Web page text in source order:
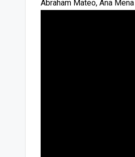
Abraham Mateo, Ana